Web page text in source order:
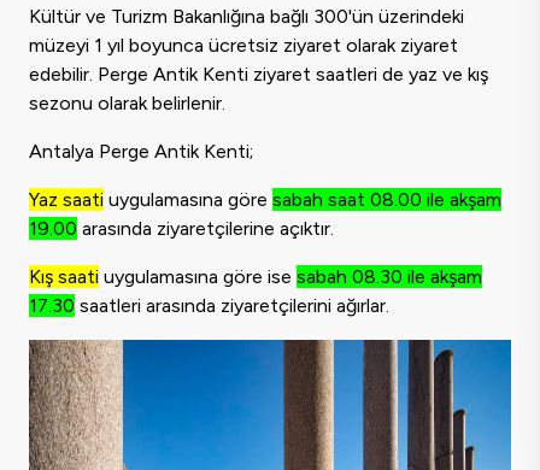
Kültür ve Turizm Bakanlığına bağlı 300'ün üzerindeki
müzeyi 1 yıl boyunca ücretsiz ziyaret olarak ziyaret
edebilir. Perge Antik Kenti ziyaret saatleri de yaz ve kış
sezonu olarak belirlenir.
Antalya Perge Antik Kenti;
Yaz saati uygulamasına göre sabah saat 08.00 ile akşam
19.00 arasında ziyaretçilerine açıktır.
Kış saati uygulamasına göre ise sabah 08.30 ile akşam
17.30 saatleri arasında ziyaretçilerini ağırlar.